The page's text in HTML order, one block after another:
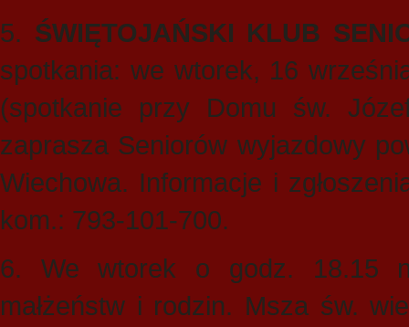
5. ŚWIĘTOJAŃSKI KLUB
spotkania: we wtorek, 16
(spotkanie przy Domu św.
zaprasza Seniorów wyjazdowy
Wiechowa. Informacje i
kom.: 793-101-700.
6. We wtorek o godz. 18.15
małżeństw i rodzin. Msza św.